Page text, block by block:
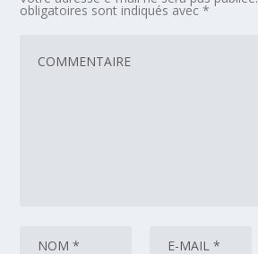
obligatoires sont indiqués avec*